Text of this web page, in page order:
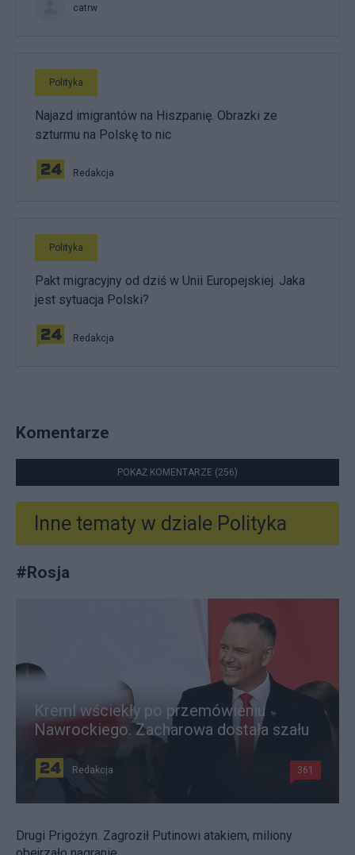
catrw
Polityka
Najazd imigrantów na Hiszpanię. Obrazki ze
szturmu na Polskę to nic
Redakcja
Polityka
Pakt migracyjny od dziś w Unii Europejskiej. Jaka
jest sytuacja Polski?
Redakcja
Komentarze
POKAŻ KOMENTARZE (256)
Inne tematy w dziale Polityka
#Rosja
Kreml wściekły po przemówieniu
Nawrockiego. Zacharowa dostała szału
Redakcja 361
Drugi Prigożyn. Zagroził Putinowi atakiem, miliony